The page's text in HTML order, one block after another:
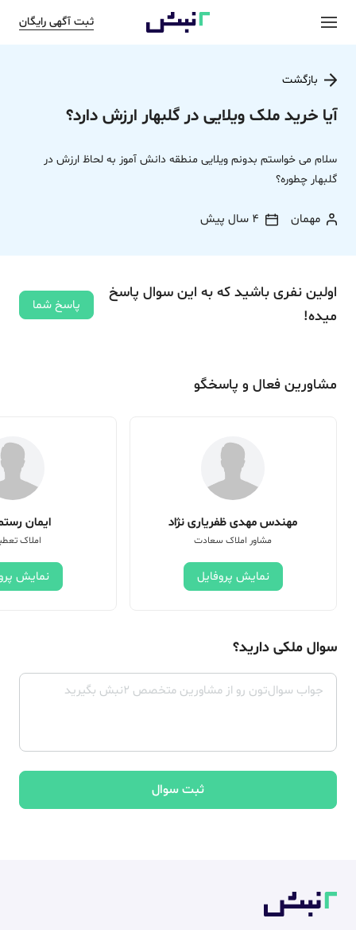
ثبت آگهی رایگان
بازگشت
آیا خرید ملک ویلایی در گلبهار ارزش دارد؟
سلام می خواستم بدونم ویلایی منطقه دانش آموز به لحاظ ارزش در
گلبهار چطوره؟
مهمان 4 سال پیش
اولین نفری باشید که به این سوال پاسخ
میده!
پاسخ شما
مشاورین فعال و پاسخگو
مهندس مهدی ظفریاری نژاد
مشاور املاک سعادت
نمایش پروفایل
ایمان
املاک
نمایش
سوال ملکی دارید؟
ثبت سوال